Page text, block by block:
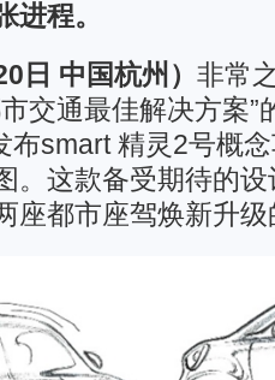
进程。
日 中国杭州） 非常
交通最佳解决方案”
布smart 精灵2号概
。这款备受期待的
座都市座驾焕新升